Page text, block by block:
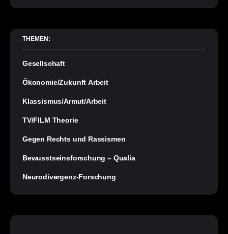
THEMEN:
Gesellschaft
Ökonomie/Zukunft Arbeit
Klassismus/Armut/Arbeit
TV/FILM Theorie
Gegen Rechts und Rassismen
Bewusstseinsforschung – Qualia
Neurodivergenz-Forschung